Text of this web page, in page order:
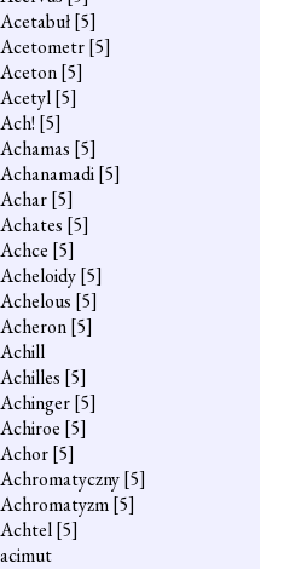
Acetabuł[5]
Acetometr[5]
Aceton[5]
Acetyl[5]
Ach! [5]
Achamas [5]
Achanamadi[5]
Achar[5]
Achates [5]
Achce [5]
Acheloidy[5]
Achelous [5]
Acheron[5]
Achill
Achilles [5]
Achinger[5]
Achiroe [5]
Achor[5]
Achromatyczny[5]
Achromatyzm[5]
Achtel[5]
acimut